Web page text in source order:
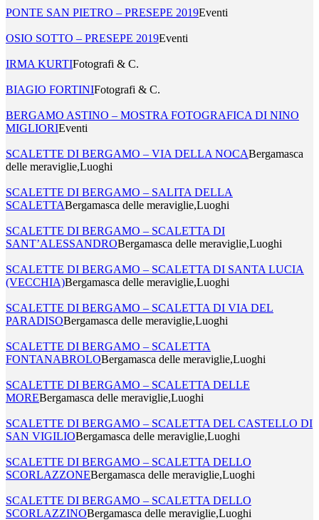
PONTE SAN PIETRO – PRESEPE 2019Eventi
OSIO SOTTO – PRESEPE 2019Eventi
IRMA KURTIFotografi & C.
BIAGIO FORTINIFotografi & C.
BERGAMO ASTINO – MOSTRA FOTOGRAFICA DI NINO
MIGLIORIEventi
SCALETTE DI BERGAMO – VIA DELLA NOCABergamasca
delle meraviglie,Luoghi
SCALETTE DI BERGAMO – SALITA DELLA
SCALETTABergamasca delle meraviglie,Luoghi
SCALETTE DI BERGAMO – SCALETTA DI
SANT’ALESSANDROBergamasca delle meraviglie,Luoghi
SCALETTE DI BERGAMO – SCALETTA DI SANTA LUCIA
(VECCHIA)Bergamasca delle meraviglie,Luoghi
SCALETTE DI BERGAMO – SCALETTA DI VIA DEL
PARADISOBergamasca delle meraviglie,Luoghi
SCALETTE DI BERGAMO – SCALETTA
FONTANABROLOBergamasca delle meraviglie,Luoghi
SCALETTE DI BERGAMO – SCALETTA DELLE
MOREBergamasca delle meraviglie,Luoghi
SCALETTE DI BERGAMO – SCALETTA DEL CASTELLO DI
SAN VIGILIOBergamasca delle meraviglie,Luoghi
SCALETTE DI BERGAMO – SCALETTA DELLO
SCORLAZZONEBergamasca delle meraviglie,Luoghi
SCALETTE DI BERGAMO – SCALETTA DELLO
SCORLAZZINOBergamasca delle meraviglie,Luoghi